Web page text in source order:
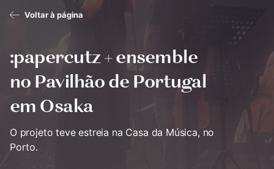
Voltar à página
:papercutz + ensemble
no Pavilhão de Portugal
em Osaka
O projeto teve estreia na Casa da Música, no
Porto.